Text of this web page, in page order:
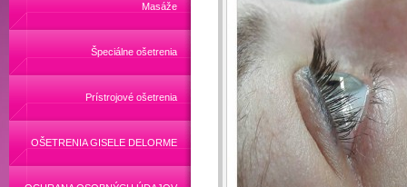
Masáže
Špeciálne ošetrenia
Prístrojové ošetrenia
OŠETRENIA GISELE DELORME